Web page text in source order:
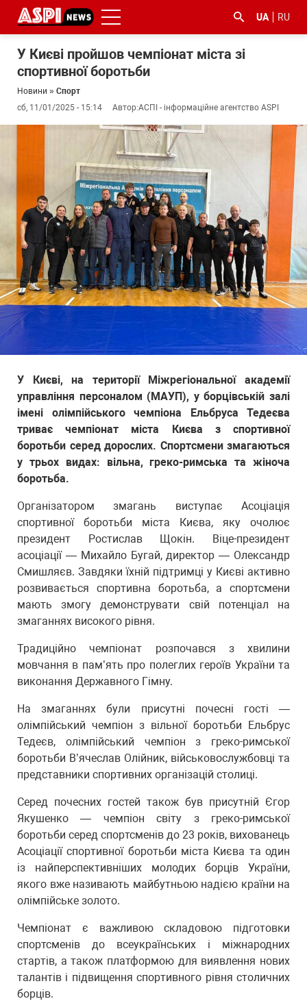
UA RU
У Києві пройшов чемпіонат міста зі
спортивної боротьби
Новини » Спорт
сб, 11/01/2025 - 15:14
Автор:АСПІ - інформаційне агентство ASPI
У Києві, на території Міжрегіональної академії
управління персоналом (МАУП), у борцівській залі
імені олімпійського чемпіона Ельбруса Тедеєва
триває чемпіонат міста Києва з спортивної
боротьби серед дорослих. Спортсмени змагаються
у трьох видах: вільна, греко-римська та жіноча
боротьба.
Організатором змагань виступає Асоціація
спортивної боротьби міста Києва, яку очолює
президент Ростислав Щокін. Віце-президент
асоціації — Михайло Бугай, директор — Олександр
Смишляєв. Завдяки їхній підтримці у Києві активно
розвивається спортивна боротьба, а спортсмени
мають змогу демонструвати свій потенціал на
змаганнях високого рівня.
Традиційно чемпіонат розпочався з хвилини
мовчання в пам’ять про полеглих героїв України та
виконання Державного Гімну.
На змаганнях були присутні почесні гості —
олімпійський чемпіон з вільної боротьби Ельбрус
Тедеєв, олімпійський чемпіон з греко-римської
боротьби В’ячеслав Олійник, військовослужбовці та
представники спортивних організацій столиці.
Серед почесних гостей також був присутній Єгор
Якушенко — чемпіон світу з греко-римської
боротьби серед спортсменів до 23 років, вихованець
Асоціації спортивної боротьби міста Києва та один
із найперспективніших молодих борців України,
якого вже називають майбутньою надією країни на
олімпійське золото.
Чемпіонат є важливою складовою підготовки
спортсменів до всеукраїнських і міжнародних
стартів, а також платформою для виявлення нових
талантів і підвищення спортивного рівня столичних
борців.
#боротьба
корупцією
#ДФС #Київ #коронавірус